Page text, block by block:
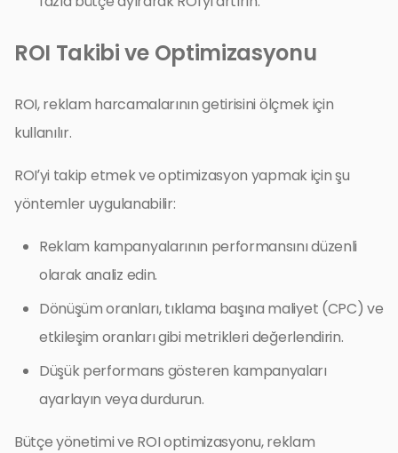
ROI Takibi ve Optimizasyonu
ROI, reklam harcamalarının getirisini ölçmek için
kullanılır.
ROI’yi takip etmek ve optimizasyon yapmak için şu
yöntemler uygulanabilir:
Reklam kampanyalarının performansını düzenli
olarak analiz edin.
Dönüşüm oranları, tıklama başına maliyet (CPC) ve
etkileşim oranları gibi metrikleri değerlendirin.
Düşük performans gösteren kampanyaları
ayarlayın veya durdurun.
Bütçe yönetimi ve ROI optimizasyonu, reklam